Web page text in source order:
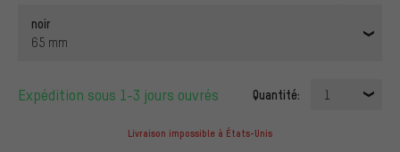
noir
65 mm
Expédition sous 1-3 jours ouvrés Quantité: 1
Livraison impossible à États-Unis